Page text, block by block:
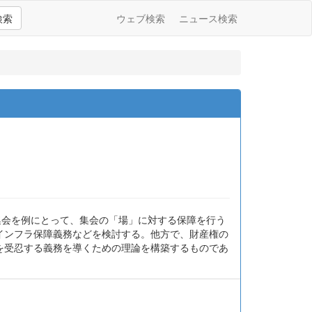
索 ウェブ検索 ニュース検索
を例にとって、集会の「場」に対する保障を行う
フラ保障義務などを検討する。他方で、財産権の
忍する義務を導くための理論を構築するものであ